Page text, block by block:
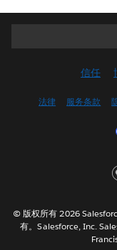
信任
法律 服务条款
© 版权所有 2026
有。Salesforce, Inc.